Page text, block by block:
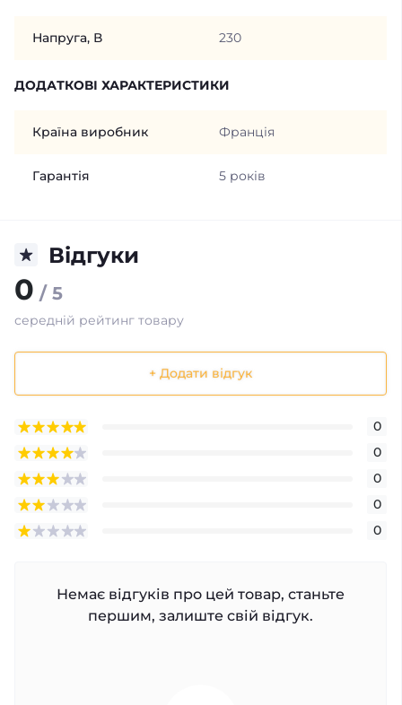
Напруга, В 230
ДОДАТКОВІ ХАРАКТЕРИСТИКИ
Країна виробник Франція
Гарантія 5 років
Відгуки
0 / 5
середній рейтинг товару
+ Додати відгук
0
0
0
0
0
Немає відгуків про цей товар, станьте
першим, залиште свій відгук.